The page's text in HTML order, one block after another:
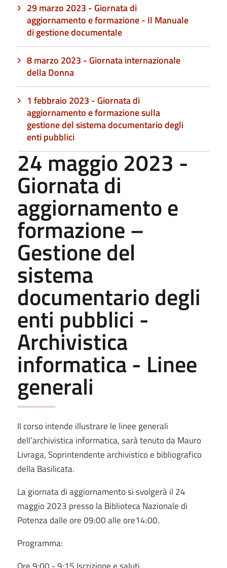
29 marzo 2023 - Giornata di
aggiornamento e formazione - Il Manuale
di gestione documentale
8 marzo 2023 - Giornata internazionale
della Donna
1 febbraio 2023 - Giornata di
aggiornamento e formazione sulla
gestione del sistema documentario degli
enti pubblici
24 maggio 2023 -
Giornata di
aggiornamento e
formazione –
Gestione del
sistema
documentario degli
enti pubblici -
Archivistica
informatica - Linee
generali
Il corso intende illustrare le linee generali
dell’archivistica informatica, sarà tenuto da Mauro
Livraga, Soprintendente archivistico e bibliografico
della Basilicata.
La giornata di aggiornamento si svolgerà il 24
maggio 2023 presso la Biblioteca Nazionale di
Potenza dalle ore 09:00 alle ore14:00.
Programma: